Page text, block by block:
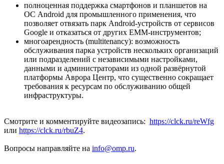
полноценная поддержка смартфонов и планшетов на
ОС Android для промышленного применения, что
позволяет отвязать парк Android-устройств от сервисов
Google и отказаться от других ЕММ-инструментов;
многоарендность (multitenancy): возможность
обслуживания парка устройств нескольких организаций
или подразделений с независимыми настройками,
данными и администраторами из одной развёрнутой
платформы Аврора Центр, что существенно сокращает
требования к ресурсам по обслуживанию общей
инфраструктуры.
Смотрите и комментируйте видеозапись: https://clck.ru/reWfg
или https://clck.ru/rbuZ4.
Вопросы направляйте на info@omp.ru.